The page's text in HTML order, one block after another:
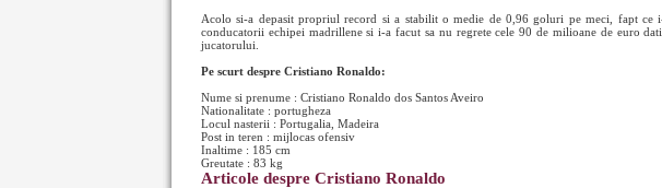
Acolo si-a depasit propriul record si a stabilit o medie de 0,96 goluri pe meci, fapt ce
conducatorii echipei madrillene si i-a facut sa nu regrete cele 90 de milioane de euro
jucatorului.
Pe scurt despre Cristiano Ronaldo:
Nume si prenume : Cristiano Ronaldo dos Santos Aveiro
Nationalitate : portugheza
Locul nasterii : Portugalia, Madeira
Post in teren : mijlocas ofensiv
Inaltime : 185 cm
Greutate : 83 kg
Articole despre Cristiano Ronaldo